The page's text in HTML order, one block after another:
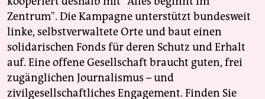
Zentrum". Die Kampagne unterstützt bundesweit
linke, selbstverwaltete Orte und baut einen
solidarischen Fonds für deren Schutz und Erhalt
auf. Eine offene Gesellschaft braucht guten, frei
zugänglichen Journalismus – und
zivilgesellschaftliches Engagement. Finden Sie